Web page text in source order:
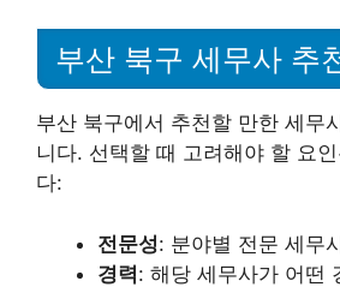
부산 북구 세무사 추
부산 북구에서 추천할 만한 세무
니다. 선택할 때 고려해야 할 요
다:
전문성: 분야별 전문 세무
경력: 해당 세무사가 어떤